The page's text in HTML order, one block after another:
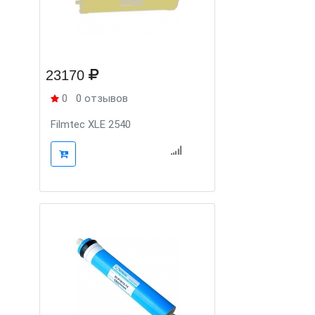
23170
0 0 отзывов
Filmtec XLE 2540